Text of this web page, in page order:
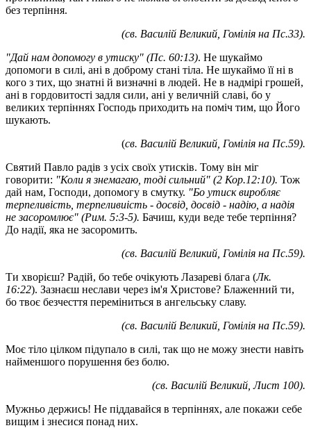
без терпіння.
(св. Василій Великий, Гомілія на Пс.33).
"Дай нам допомогу в утиску" (Пс. 60:13). Не шукаймо
допомоги в силі, ані в доброму стані тіла. Не шукаймо її ні в
кого з тих, що знатні й визначні в людей. Не в надмірі грошей,
ані в гордовитості задля сили, ані у величній славі, бо у
великих терпіннях Господь приходить на поміч тим, що Його
шукають.
(св. Василій Великий, Гомілія на Пс.59).
Святий Павло радів з усіх своїх утисків. Тому він міг
говорити: "Коли я знемагаю, тоді сильний" (2 Кор.12:10). Тож
дай нам, Господи, допомогу в смутку. "Бо утиск виробляє
терпеливість, терпеливиість - досвід, досвід - надію, а надія
не засоромлює" (Рим. 5:3-5). Бачиш, куди веде тебе терпіння?
До надії, яка не засоромить.
(св. Василій Великий, Гомілія на Пс.59).
Ти хворієш? Радій, бо тебе очікують Лазареві блага (Лк.
16:22). Зазнаєш неслави через ім'я Христове? Блаженний ти,
бо твоє безчесття переміниться в ангельську славу.
(св. Василій Великий, Гомілія на Пс.59).
Моє тіло цілком підупало в силі, так що не можу знести навіть
найменшого порушення без болю.
(св. Василій Великий, Лист 100).
Мужньо держись! Не піддавайся в терпіннях, але покажи себе
вищим і знесися понад них.